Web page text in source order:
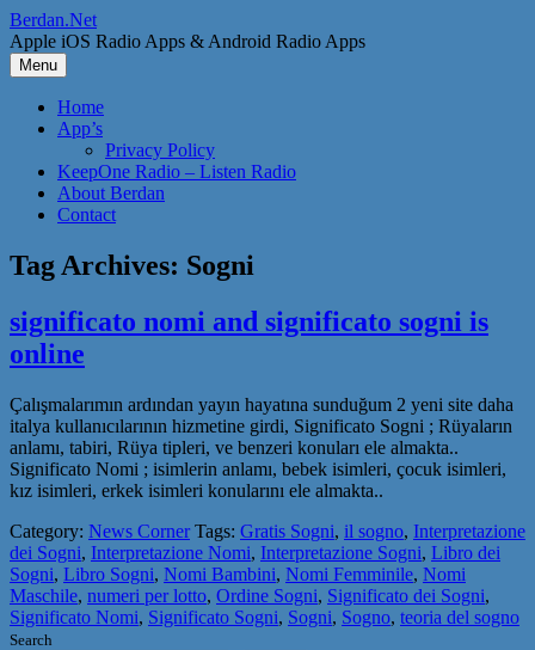
Skip
to
content
Berdan.Net
Apple iOS Radio Apps & Android Radio Apps
Menu
Home
App’s
Privacy Policy
KeepOne Radio – Listen Radio
About Berdan
Contact
Tag Archives: Sogni
significato nomi and significato sogni is
online
Çalışmalarımın ardından yayın hayatına sunduğum 2 yeni site daha
italya kullanıcılarının hizmetine girdi, Significato Sogni ; Rüyaların
anlamı, tabiri, Rüya tipleri, ve benzeri konuları ele almakta..
Significato Nomi ; isimlerin anlamı, bebek isimleri, çocuk isimleri,
kız isimleri, erkek isimleri konularını ele almakta..
Category: News Corner Tags: Gratis Sogni, il sogno, Interpretazione
dei Sogni, Interpretazione Nomi, Interpretazione Sogni, Libro dei
Sogni, Libro Sogni, Nomi Bambini, Nomi Femminile, Nomi
Maschile, numeri per lotto, Ordine Sogni, Significato dei Sogni,
Significato Nomi, Significato Sogni, Sogni, Sogno, teoria del sogno
Search